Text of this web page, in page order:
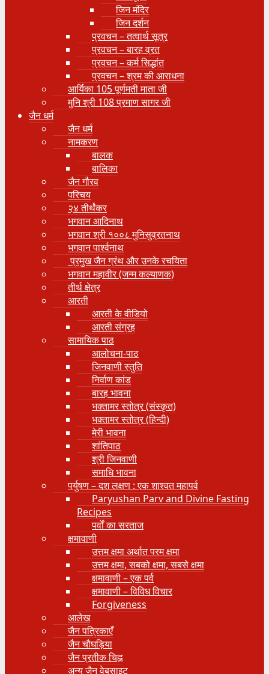
जिन मंदिर
जिन दर्शन
प्रवचन – तत्वार्थ सूत्र
प्रवचन – बारह व्रत
प्रवचन – कर्म सिद्धांत
प्रवचन – श्रम की आराधना
आर्यिका 105 पूर्णमती माता जी
मुनि श्री 108 प्रमाण सागर जी
जैन धर्म
जैन धर्म
नामकरण
बालक
बालिका
जैन गौरव
परिचय
२४ तीर्थंकर
भगवान आदिनाथ
भगवान श्री १००८ मुनिसुव्रतनाथ
भगवान पार्श्वनाथ
प्रमुख जैन ग्रंथ और उनके रचयिता
भगवान महावीर (जन्म कल्याणक)
तीर्थ क्षेत्र
आरती
आरती के वीडियो
आरती संग्रह
सामायिक पाठ
आलोचना-पाठ
जिनवाणी स्तुति
निर्वाण कांड
बारह भावना
भक्तामर स्तोत्र (संस्कृत)
भक्तामर स्तोत्र (हिन्दी)
मेरी भावना
शांतिपाठ
श्री जिनवाणी
समाधि भावना
पर्युषण – दश लक्षण : एक शाश्वत महापर्व
Paryushan Parv and Divine Fasting
Recipes
पर्वों का सरताज
क्षमावाणी
उत्तम क्षमा अर्थात परम क्षमा
उत्तम क्षमा, सबको क्षमा, सबसे क्षमा
क्षमावाणी – एक पर्व
क्षमावाणी – विविध विचार
Forgiveness
आलेख
जैन पत्रिकाएँ
जैन चौघड़िया
जैन प्रतीक चिह्न
अन्य जैन वेबसाइट